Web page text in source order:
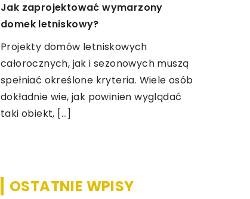
Jak zaprojektować wymarzony
domek letniskowy?
Projekty domów letniskowych
całorocznych, jak i sezonowych muszą
spełniać określone kryteria. Wiele osób
dokładnie wie, jak powinien wyglądać
taki obiekt, […]
OSTATNIE WPISY